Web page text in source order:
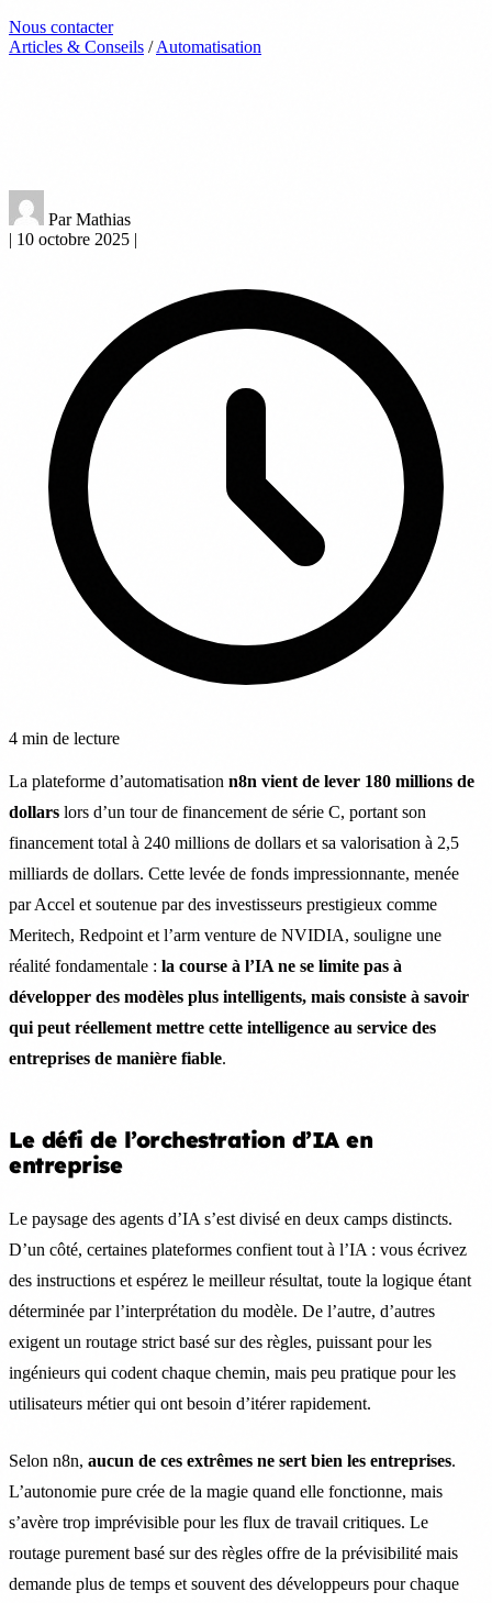
Nous contacter
Articles & Conseils / Automatisation
Par Mathias
| 10 octobre 2025 |
4 min de lecture
La plateforme d’automatisation n8n vient de lever 180 millions de
dollars lors d’un tour de financement de série C, portant son
financement total à 240 millions de dollars et sa valorisation à 2,5
milliards de dollars. Cette levée de fonds impressionnante, menée
par Accel et soutenue par des investisseurs prestigieux comme
Meritech, Redpoint et l’arm venture de NVIDIA, souligne une
réalité fondamentale : la course à l’IA ne se limite pas à
développer des modèles plus intelligents, mais consiste à savoir
qui peut réellement mettre cette intelligence au service des
entreprises de manière fiable.
Le défi de l’orchestration d’IA en
entreprise
Le paysage des agents d’IA s’est divisé en deux camps distincts.
D’un côté, certaines plateformes confient tout à l’IA : vous écrivez
des instructions et espérez le meilleur résultat, toute la logique étant
déterminée par l’interprétation du modèle. De l’autre, d’autres
exigent un routage strict basé sur des règles, puissant pour les
ingénieurs qui codent chaque chemin, mais peu pratique pour les
utilisateurs métier qui ont besoin d’itérer rapidement.
Selon n8n, aucun de ces extrêmes ne sert bien les entreprises.
L’autonomie pure crée de la magie quand elle fonctionne, mais
s’avère trop imprévisible pour les flux de travail critiques. Le
routage purement basé sur des règles offre de la prévisibilité mais
demande plus de temps et souvent des développeurs pour chaque